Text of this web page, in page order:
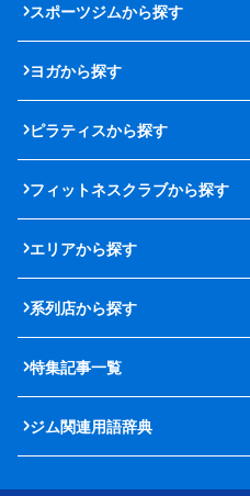
スポーツジムから探す
ヨガから探す
ピラティスから探す
フィットネスクラブから探す
エリアから探す
系列店から探す
特集記事一覧
ジム関連用語辞典